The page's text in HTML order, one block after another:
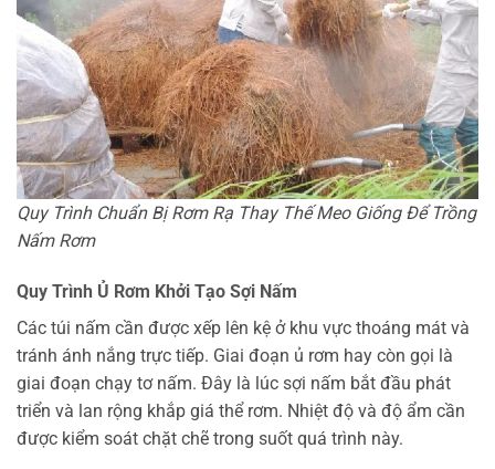
Quy Trình Chuẩn Bị Rơm Rạ Thay Thế Meo Giống Để Trồng
Nấm Rơm
Quy Trình Ủ Rơm Khởi Tạo Sợi Nấm
Các túi nấm cần được xếp lên kệ ở khu vực thoáng mát và
tránh ánh nắng trực tiếp. Giai đoạn ủ rơm hay còn gọi là
giai đoạn chạy tơ nấm. Đây là lúc sợi nấm bắt đầu phát
triển và lan rộng khắp giá thể rơm. Nhiệt độ và độ ẩm cần
được kiểm soát chặt chẽ trong suốt quá trình này.